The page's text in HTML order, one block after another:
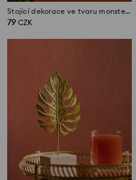
Stojící dekorace ve tvaru monstery
79 CZK